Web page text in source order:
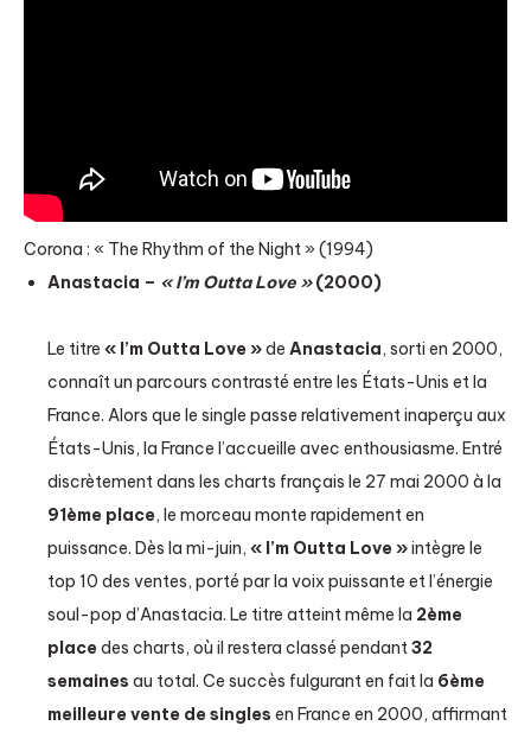
Corona : « The Rhythm of the Night » (1994)
Anastacia – « I’m Outta Love »(2000)
Le titre « I’m Outta Love »de Anastacia, sorti en 2000,
connaît un parcours contrasté entre les États-Unis et la
France. Alors que le single passe relativement inaperçu aux
États-Unis, la France l’accueille avec enthousiasme. Entré
discrètement dans les charts français le 27 mai 2000 à la
91ème place, le morceau monte rapidement en
puissance. Dès la mi-juin, « I’m Outta Love »intègre le
top 10 des ventes, porté par la voix puissante et l’énergie
soul-pop d’Anastacia. Le titre atteint même la 2ème
placedes charts, où il restera classé pendant32
semaines au total. Ce succès fulgurant en fait la 6ème
meilleure vente de singles en France en 2000, affirmant